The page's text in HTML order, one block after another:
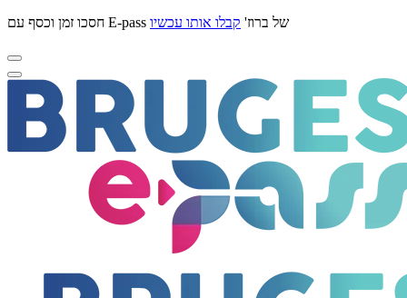
חסכו זמן וכסף עם E-pass של ברוז' קבלו אותו עכשיו